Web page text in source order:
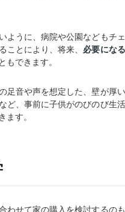
ように、病院や公園などもチ
ことにより、将来、 必要にな
もできます。
足音や声を想定した、壁が厚
ど、事前に子供がのびのび生
ます。
わせて家の購入を検討するの